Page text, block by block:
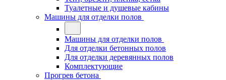
Туалетные и душевые кабины
Машины для отделки полов
Машины для отделки полов
Для отделки бетонных полов
Для отделки деревянных полов
Комплектующие
Прогрев бетона